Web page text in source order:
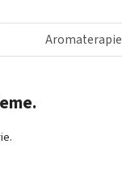
Aromaterapie